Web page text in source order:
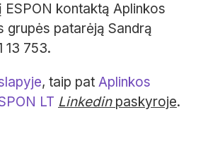
kontaktą Aplinkos
patarėją Sandrą
13 753.
, taip pat Aplinkos
LT Linkedinpaskyroje.